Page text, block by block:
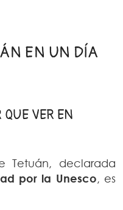
EN UN DÍA
VER EN
Tetuán, declarada
por la Unesco, es